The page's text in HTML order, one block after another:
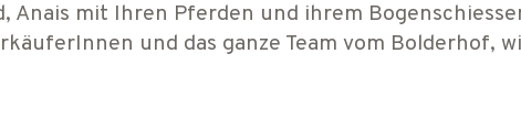
mit Ihren Pferden und ihrem
und das ganze Team vom Bolderhof,